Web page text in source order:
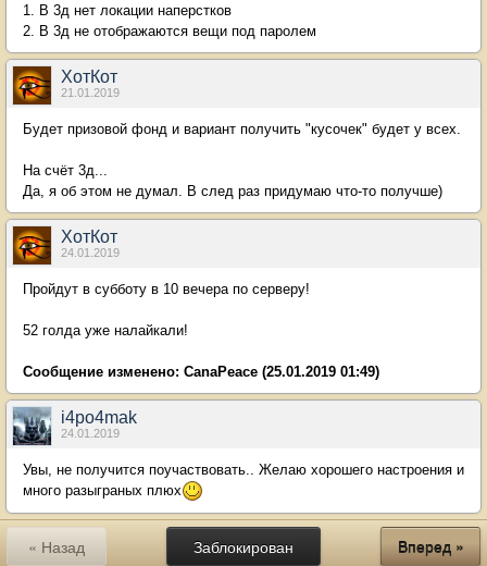
1. В 3д нет локации наперстков
2. В 3д не отображаются вещи под паролем
ХотКот
21.01.2019
Будет призовой фонд и вариант получить "кусочек" будет у всех.
На счёт 3д...
Да, я об этом не думал. В след раз придумаю что-то получше)
ХотКот
24.01.2019
Пройдут в субботу в 10 вечера по серверу!
52 голда уже налайкали!
Сообщение изменено: CanaPeace (25.01.2019 01:49)
i4po4mak
24.01.2019
Увы, не получится поучаствовать.. Желаю хорошего настроения и
много разыграных плюх
Заблокирован
« Назад Вперед »